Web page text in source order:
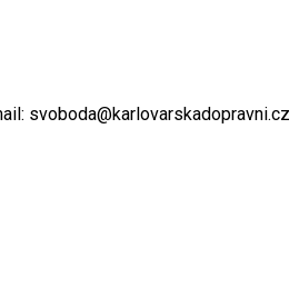
svoboda@karlovarskadopravni.cz